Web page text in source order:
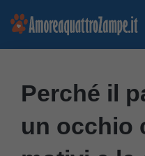
Vai
Perché il
un occhio